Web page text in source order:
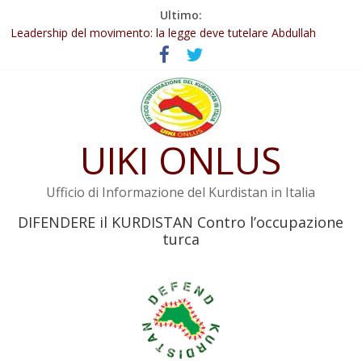
Ultimo:
Abdullah Öcalan: Le legge negativa deve essere trasformata in
legge positiva
Leadership del movimento: la legge deve tutelare Abdullah
Commissione donne del KNK: Şengal è di nuovo sotto minaccia
Non tenere conto della situazione di Rêber Apo ostacolerebbe
Il KNK chiede un’azione internazionale contro i crimini di guerra
UIKI ONLUS
Ufficio di Informazione del Kurdistan in Italia
DIFENDERE il KURDISTAN Contro l’occupazione
turca